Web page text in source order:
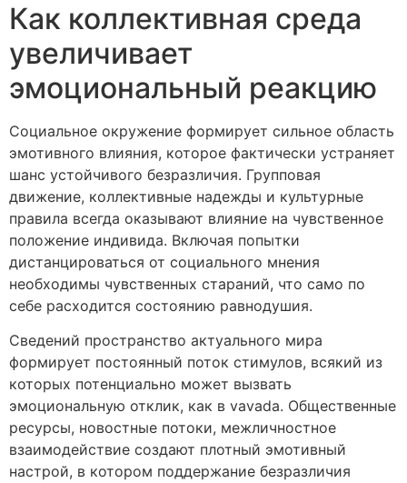
Как коллективная среда
увеличивает
эмоциональный реакцию
Социальное окружение формирует сильное область
эмотивного влияния, которое фактически устраняет
шанс устойчивого безразличия. Групповая
движение, коллективные надежды и культурные
правила всегда оказывают влияние на чувственное
положение индивида. Включая попытки
дистанцироваться от социального мнения
необходимы чувственных стараний, что само по
себе расходится состоянию равнодушия.
Сведений пространство актуального мира
формирует постоянный поток стимулов, всякий из
которых потенциально может вызвать
эмоциональную отклик, как в vavada. Общественные
ресурсы, новостные потоки, межличностное
взаимодействие создают плотный эмотивный
настрой, в котором поддержание безразличия